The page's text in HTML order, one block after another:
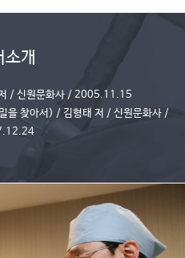
소개
/ 신원문화사 / 2005.11.15
을 찾아서) / 김형태 저 / 신원문화사 /